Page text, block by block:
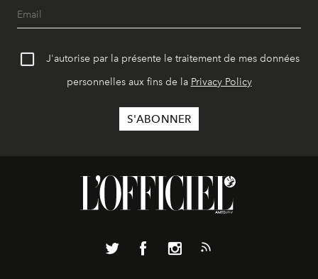
J'autorise par la présente le traitement de mes données
personnelles aux fins de la Privacy Policy